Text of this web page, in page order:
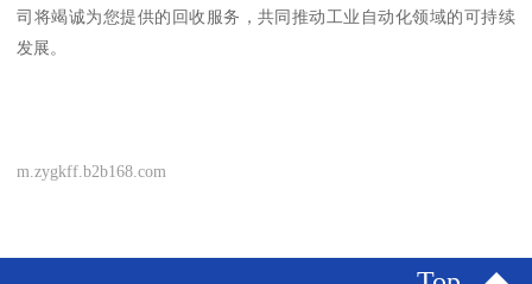
司将竭诚为您提供的回收服务，共同推动工业自动化领域的可持续
发展。
m.zygkff.b2b168.com